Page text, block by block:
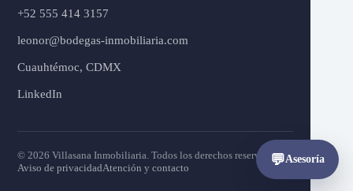
+52 555 414 3157
leonor@bodegas-inmobiliaria.com
Cuauhtémoc, CDMX
LinkedIn
© 2026 Villasana Inmobiliaria. Todos los derechos reservados.
Aviso de privacidadAtención y contacto
💬Asesoría